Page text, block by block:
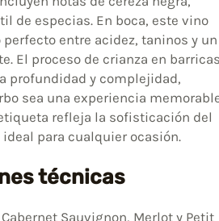
de especias. En boca, este vino
entre acidez, taninos y un
El proceso de crianza en
profundidad y complejidad,
sea una experiencia
refleja la sofisticación del
para cualquier ocasión.
técnicas
Cabernet Sauvignon, Merlot y Petit